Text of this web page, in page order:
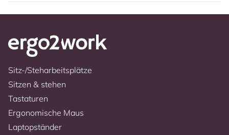
Sitz-/Steharbeitsplätze
Sitzen & stehen
Tastaturen
Ergonomische Maus
Laptopständer